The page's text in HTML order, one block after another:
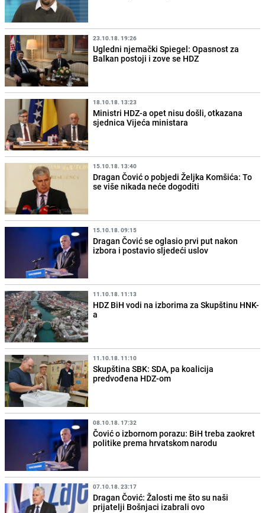
23.10.18. 19:26
Ugledni njemački Spiegel: Opasnost za
Balkan postoji i zove se HDZ
18.10.18. 13:23
Ministri HDZ-a opet nisu došli, otkazana
sjednica Vijeća ministara
15.10.18. 13:40
Dragan Čović o pobjedi Željka Komšića: To
se više nikada neće dogoditi
15.10.18. 09:15
Dragan Čović se oglasio prvi put nakon
izbora i postavio sljedeći uslov
11.10.18. 11:13
HDZ BiH vodi na izborima za Skupštinu HNK-
a
11.10.18. 11:10
Skupština SBK: SDA, pa koalicija
predvođena HDZ-om
08.10.18. 17:32
Čović o izbornom porazu: BiH treba zaokret
politike prema hrvatskom narodu
07.10.18. 23:17
Dragan Čović: Žalosti me što su naši
prijatelji Bošnjaci izabrali ovo